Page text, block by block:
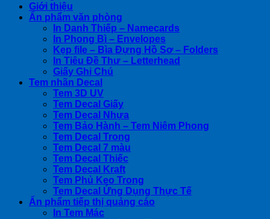
Giới thiệu
Ấn phẩm văn phòng
In Danh Thiếp – Namecards
In Phong Bì – Envelopes
Kẹp file – Bìa Đựng Hồ Sơ – Folders
In Tiêu Đề Thư – Letterhead
Giấy Ghi Chú
Tem nhãn Decal
Tem 3D UV
Tem Decal Giấy
Tem Decal Nhựa
Tem Bảo Hành – Tem Niêm Phong
Tem Decal Trong
Tem Decal 7 màu
Tem Decal Thiếc
Tem Decal Kraft
Tem Phủ Keo Trong
Tem Decal Ứng Dụng Thực Tế
Ấn phẩm tiếp thị quảng cáo
In Tem Mác